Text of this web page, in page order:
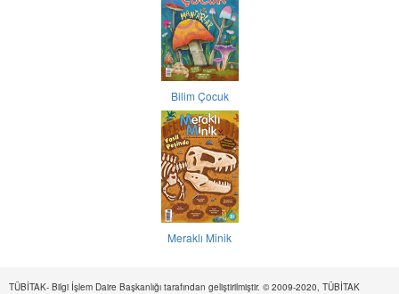
Bilim Çocuk
Meraklı Minik
TÜBİTAK- Bilgi İşlem Daire Başkanlığı tarafından geliştirilmiştir. © 2009-2020, TÜBİTAK